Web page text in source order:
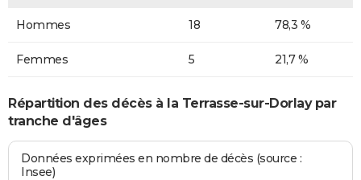
Hommes 18 78,3 %
Femmes 5 21,7 %
Répartition des décès à la Terrasse-sur-Dorlay par
tranche d'âges
Données exprimées en nombre de décès (source :
Insee)